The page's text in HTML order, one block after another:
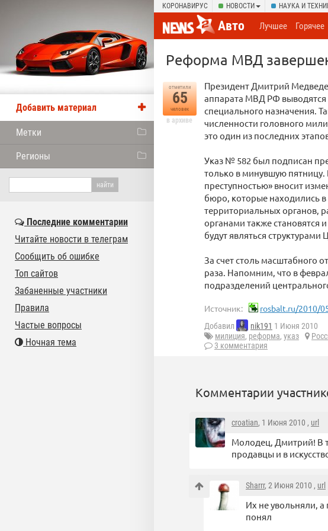
КОРОНАВИРУС НОВОСТИ НАУКА И
Авто Лучшее Горячее
Реформа МВД
отметили
65
человек
в архиве
Президент Дмитрий
аппарата МВД РФ
специального назначения.
численности головного
это один из последних
Указ № 582 был подписан
только в минувшую
преступностью» вносит
бюро, которые находились
территориальных органов,
органами также
будут являться
За счет столь масштабного
раза. Напомним, что в
подразделений
Источник: rosbalt.ru/2010/
Добавил nik191 1 Июня 2010
милиция, реформа, указ
3 комментария
Комментарии
croatian, 1 Июня 2010 , url
Молодец, Дмитрий! В
продавцы и в
Sharrr, 2 Июня 2010 , url
Их не увольняли,
понял
Добавить материал
Метки
Регионы
Последние комментарии
Читайте новости в телеграм
Сообщить об ошибке
Топ сайтов
Забаненные участники
Правила
Частые вопросы
Ночная тема